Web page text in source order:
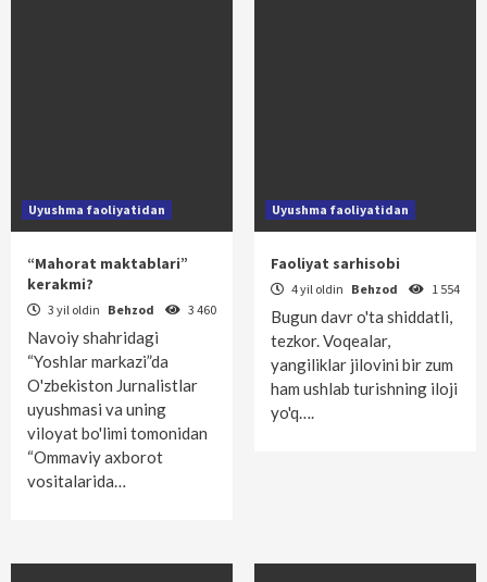
Uyushma faoliyatidan
“Mahorat maktablari”
kerakmi?
3 yil oldin Behzod 3 460
Navoiy shahridagi
“Yoshlar markazi”da
O'zbekis­ton Jurnalistlar
uyushmasi va uning
viloyat bo'limi tomonidan
“Ommaviy axborot
vositalarida…
Uyushma faoliyatidan
Faoliyat sarhisobi
4 yil oldin Behzod 1 554
Bugun davr o'ta shiddatli,
tezkor. Voqealar,
yangiliklar jilovini bir zum
ham ushlab turishning iloji
yo'q….